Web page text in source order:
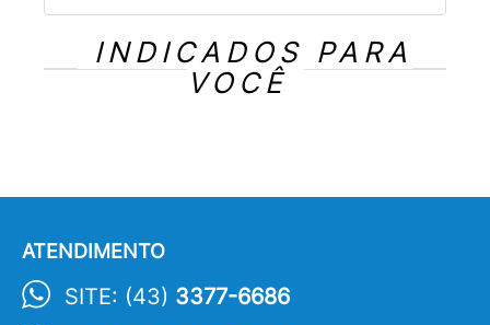
INDICADOS PARA
VOCÊ
ATENDIMENTO
SITE: (43) 3377-6686